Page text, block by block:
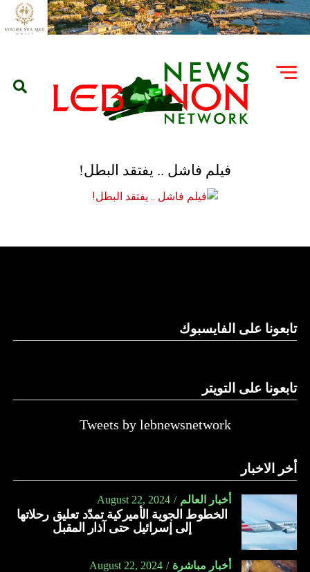
فيلم فاشل .. يفتقد البطل!
تابعونا على الفايسبوك
تابعونا على التويتر
Tweets by lebnewsnetwork
أخر الاخبار
أخبار العالم August 22, 2024
الخطوط الجوية الأميركية تمدّد تعليق رحلاتها
إلى إسرائيل حتى آذار المقبل
أخبار مباشرة August 22, 2024